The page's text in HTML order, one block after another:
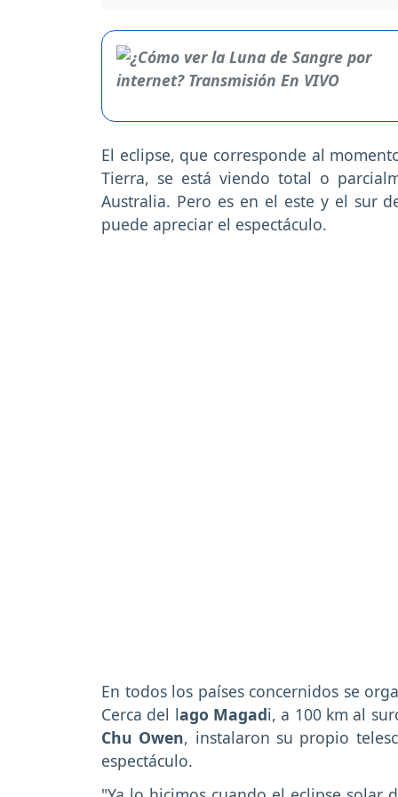
El eclipse, que corresponde al
Tierra, se está viendo total o
Australia. Pero es en el este y el sur
puede apreciar el espectáculo.
En todos los países concernidos se
Cerca del lago Magadi, a 100 km al
Chu Owen, instalaron su propio
espectáculo.